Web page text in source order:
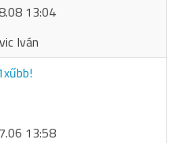
13:04
Iván
13:58